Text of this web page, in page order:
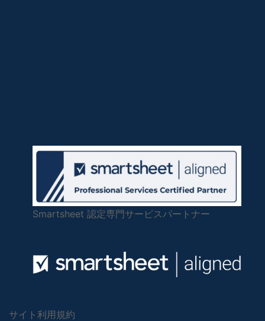
Smartsheet 認定専門サービスパートナー
サイト利用規約